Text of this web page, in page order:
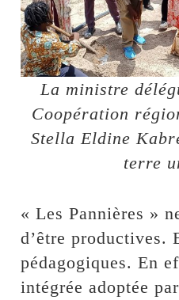
La ministre
Coopération
Stella Eldine
terre
« Les Pannières »
d’être productives.
pédagogiques. En
intégrée adoptée